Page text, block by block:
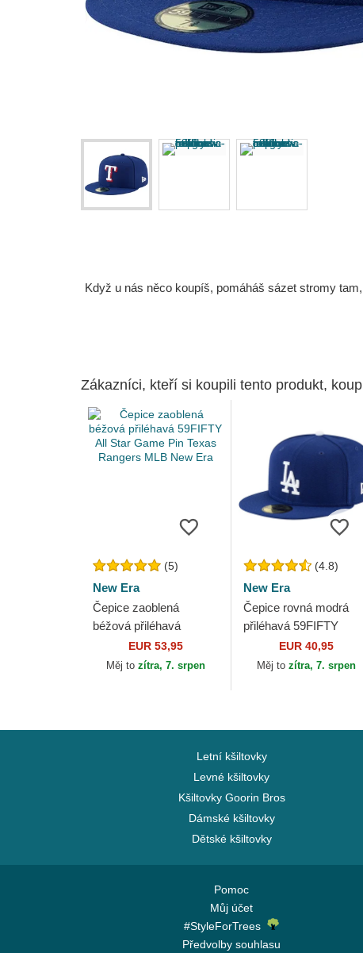
Když u nás něco koupíš, pomáháš sázet stromy
Zákazníci, kteří si koupili tento produkt,
(5)
New Era
Čepice zaoblená
béžová přiléhavá
59FIFTY All Star Game
Pin Texas Rangers MLB
EUR 53,95
Měj to zítra, 7. srpen
(4.8)
New Era
Čepice rovná modrá
přiléhavá 59FIFTY
Authentic On Field
Game Los Angeles
EUR 40,95
Měj to zítra, 7. srpen
Letní kšiltovky
Levné kšiltovky
Kšiltovky Goorin Bros
Dámské kšiltovky
Dětské kšiltovky
Pomoc
Můj účet
#StyleForTrees
Předvolby souhlasu